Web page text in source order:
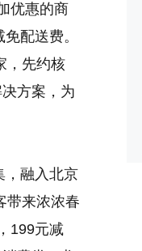
优惠的商
配送费。
，先约核
方案，为
，融入北京
带来浓浓春
199元减